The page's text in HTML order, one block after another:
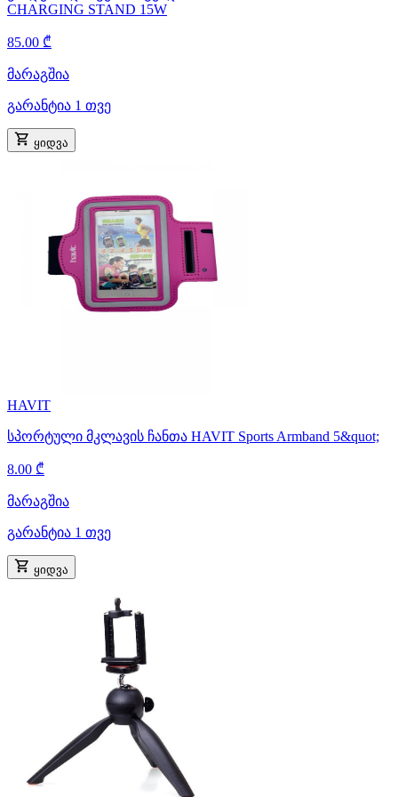
CHARGING STAND 15W
85.00 ₾
მარაგშია
გარანტია 1 თვე
ყიდვა
HAVIT
სპორტული მკლავის ჩანთა HAVIT Sports Armband 5&quot;
8.00 ₾
მარაგშია
გარანტია 1 თვე
ყიდვა